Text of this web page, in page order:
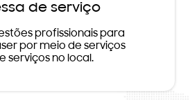
de serviço
profissionais para
por meio de serviços
serviços no local.